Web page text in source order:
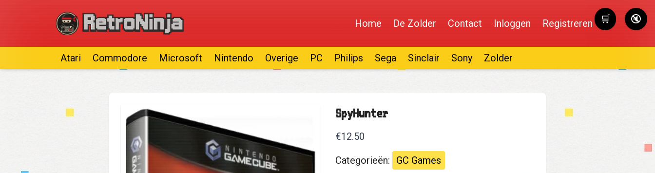
Home De Zolder Contact Inloggen Registreren
Atari Commodore Microsoft Nintendo Overige PC Philips Sega Sinclair Sony Zolder
🔇
🛒
SpyHunter
€12.50
Categorieën: GC Games